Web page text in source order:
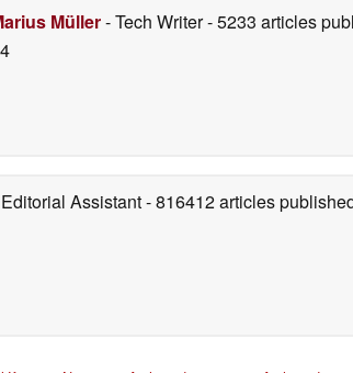
Müller- Tech Writer- 5233 articles
Assistant- 816412 articles